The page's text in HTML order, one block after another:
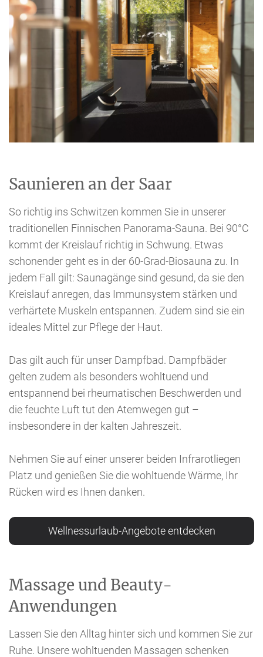
Saunieren an der Saar
So richtig ins Schwitzen kommen Sie in unserer
traditionellen Finnischen Panorama-Sauna. Bei 90°C
kommt der Kreislauf richtig in Schwung. Etwas
schonender geht es in der 60-Grad-Biosauna zu. In
jedem Fall gilt: Saunagänge sind gesund, da sie den
Kreislauf anregen, das Immunsystem stärken und
verhärtete Muskeln entspannen. Zudem sind sie ein
ideales Mittel zur Pflege der Haut.
Das gilt auch für unser Dampfbad. Dampfbäder
gelten zudem als besonders wohltuend und
entspannend bei rheumatischen Beschwerden und
die feuchte Luft tut den Atemwegen gut –
insbesondere in der kalten Jahreszeit.
Nehmen Sie auf einer unserer beiden Infrarotliegen
Platz und genießen Sie die wohltuende Wärme, Ihr
Rücken wird es Ihnen danken.
Wellnessurlaub-Angebote entdecken
Massage und Beauty-
Anwendungen
Lassen Sie den Alltag hinter sich und kommen Sie zur
Ruhe. Unsere wohltuenden Massagen schenken